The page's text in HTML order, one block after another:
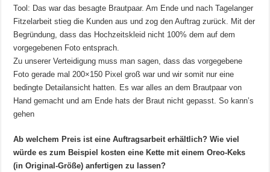
Tool: Das war das besagte Brautpaar. Am Ende und nach Tagelanger
Fitzelarbeit stieg die Kunden aus und zog den Auftrag zurück. Mit der
Begründung, dass das Hochzeitskleid nicht 100% dem auf dem
vorgegebenen Foto entsprach.
Zu unserer Verteidigung muss man sagen, dass das vorgegebene
Foto gerade mal 200×150 Pixel groß war und wir somit nur eine
bedingte Detailansicht hatten. Es war alles an dem Brautpaar von
Hand gemacht und am Ende hats der Braut nicht gepasst. So kann’s
gehen
Ab welchem Preis ist eine Auftragsarbeit erhältlich? Wie viel
würde es zum Beispiel kosten eine Kette mit einem Oreo-Keks
(in Original-Größe) anfertigen zu lassen?